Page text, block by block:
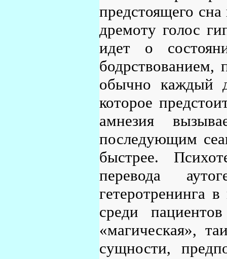
предстоящего
дремоту голос
идет о
бодрствованием,
обычно каждый
которое
амнезия
последующим
быстрее.
перевода
гетеротренинга
среди
«магическая»,
сущности,